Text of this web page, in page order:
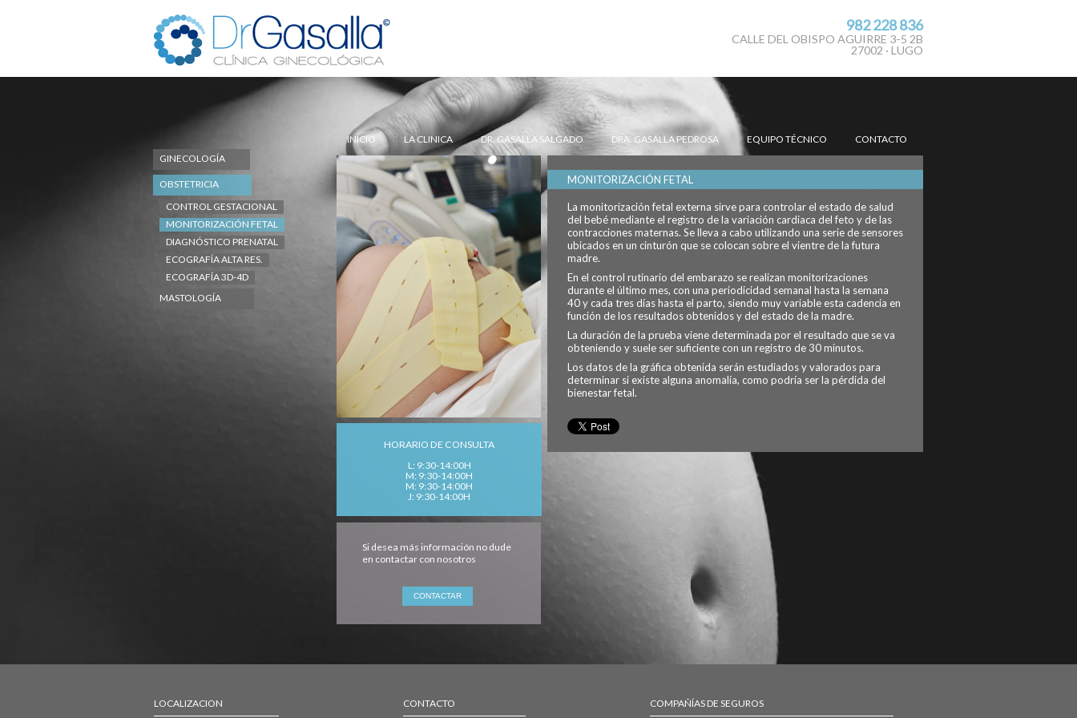
982 228 836
CALLE DEL OBISPO AGUIRRE 3-5 2B
27002 · LUGO
CONTACTO
EQUIPO TÉCNICO
DRA. GASALLA PEDROSA
DR. GASALLA SALGADO
LA CLINICA
INICIO
GINECOLOGÍA
OBSTETRICIA
CONTROL GESTACIONAL
MONITORIZACIÓN FETAL
DIAGNÓSTICO PRENATAL
ECOGRAFÍA ALTA RES.
ECOGRAFÍA 3D-4D
MASTOLOGÍA
MONITORIZACIÓN FETAL
La monitorización fetal externa sirve para controlar el estado de salud
del bebé mediante el registro de la variación cardiaca del feto y de las
contracciones maternas. Se lleva a cabo utilizando una serie de sensores
ubicados en un cinturón que se colocan sobre el vientre de la futura
madre.
En el control rutinario del embarazo se realizan monitorizaciones
durante el último mes, con una periodicidad semanal hasta la semana
40 y cada tres días hasta el parto, siendo muy variable esta cadencia en
función de los resultados obtenidos y del estado de la madre.
La duración de la prueba viene determinada por el resultado que se va
obteniendo y suele ser suficiente con un registro de 30 minutos.
Los datos de la gráfica obtenida serán estudiados y valorados para
determinar si existe alguna anomalía, como podría ser la pérdida del
bienestar fetal.
HORARIO DE CONSULTA
L: 9:30-14:00H
M: 9:30-14:00H
M: 9:30-14:00H
J: 9:30-14:00H
Si desea más información no dude
en contactar con nosotros
LOCALIZACION CONTACTO COMPAÑÍAS DE SEGUROS